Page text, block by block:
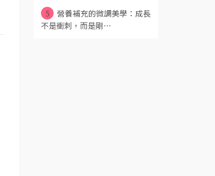
5
營養補充的微調美學：成長
不是衝刺，而是剛⋯